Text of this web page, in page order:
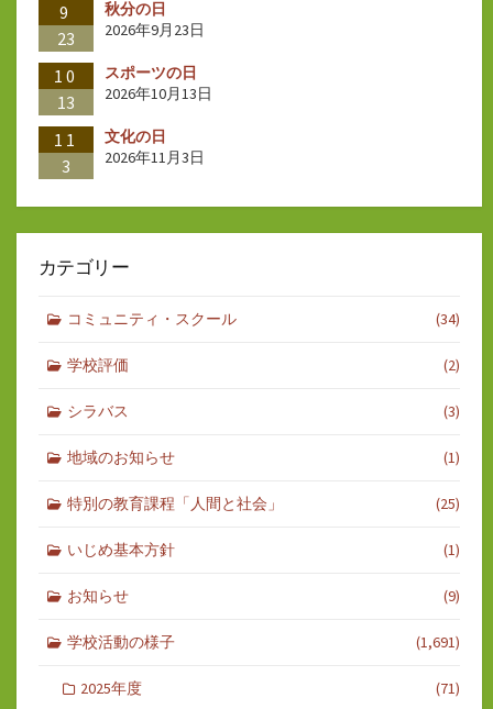
9
23
秋分の日
2026年9月23日
10
13
スポーツの日
2026年10月13日
11
3
文化の日
2026年11月3日
カテゴリー
コミュニティ・スクール (34)
学校評価 (2)
シラバス (3)
地域のお知らせ (1)
特別の教育課程「人間と社会」 (25)
いじめ基本方針 (1)
お知らせ (9)
学校活動の様子 (1,691)
2025年度 (71)